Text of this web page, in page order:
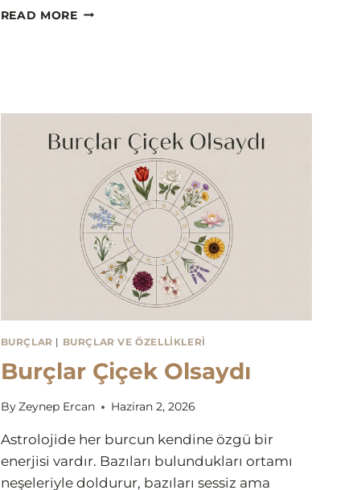
READ MOREBURÇLARIN
BURÇLAR | BURÇLAR VE ÖZELLIKLERI
Burçlar Çiçek Olsaydı
By Zeynep Ercan Haziran 2, 2026
Astrolojide her burcun kendine özgü bir
enerjisi vardır. Bazıları bulundukları ortamı
neşeleriyle doldurur, bazıları sessiz ama